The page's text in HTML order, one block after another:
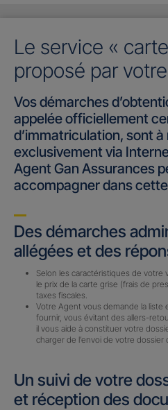
Le service «
proposé par
Vos démarches
appelée officiellement
d’immatriculation, sont à
exclusivement via
Agent Gan Assurances
accompagner dans
Des démarches
allégées et des
Selon les caractéristiques de votre
le prix de la carte grise (frais de
taxes fiscales.
Votre Agent vous demande la liste
fournir, vous évitant des allers-
il vous aide à constituer votre
charger de l’envoi de votre dossier
Un suivi de votre
et réception des